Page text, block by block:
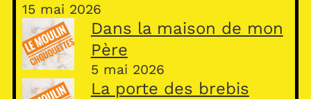
15 mai 2026
Dans la maison de mon
Père
5 mai 2026
La porte des brebis